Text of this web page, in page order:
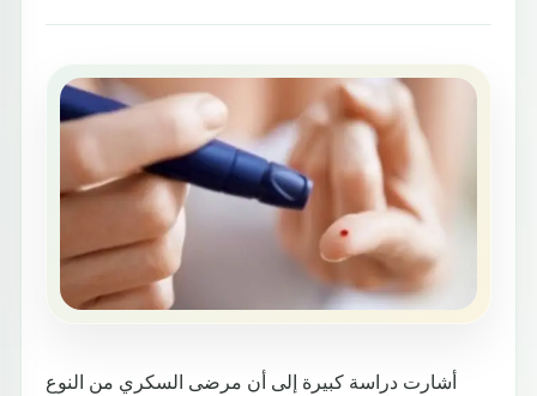
أشارت دراسة كبيرة إلى أن مرضى السكري من النوع